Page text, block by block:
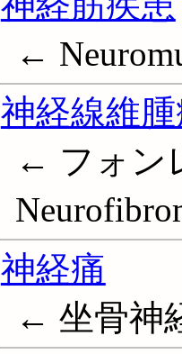
←
神経線維
← フォン
神経痛
← 坐骨神